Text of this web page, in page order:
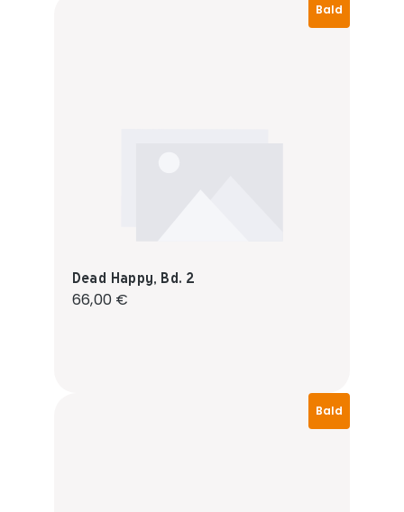
Bald
Dead Happy, Bd. 2
Regulärer Preis:
66,00 €
Bald